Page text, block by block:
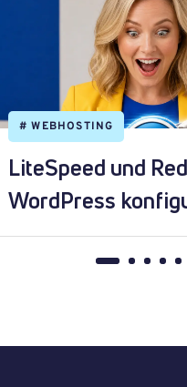
#WEBHOSTING
LiteSpeed und
WordPress